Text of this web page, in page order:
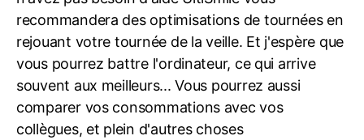
recommandera des optimisations de tournées en
rejouant votre tournée de la veille. Et j'espère que
vous pourrez battre l'ordinateur, ce qui arrive
souvent aux meilleurs... Vous pourrez aussi
comparer vos consommations avec vos
collègues, et plein d'autres choses